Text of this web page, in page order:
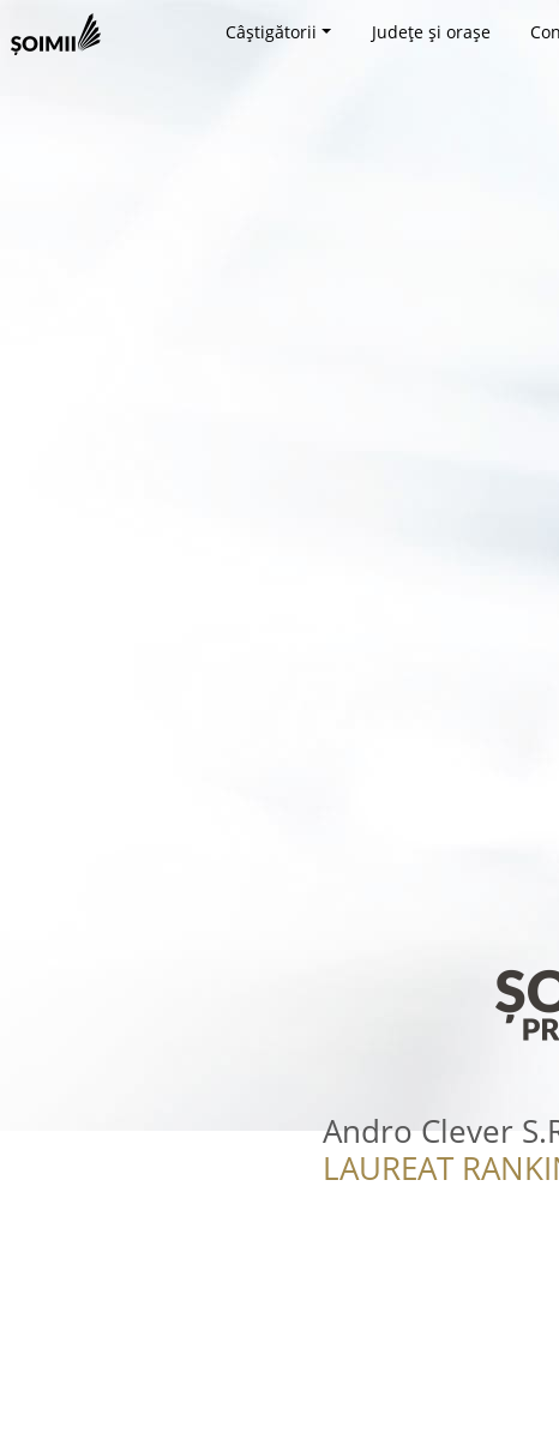
Câștigătorii Județe și orașe
Andro Clever
LAUREAT